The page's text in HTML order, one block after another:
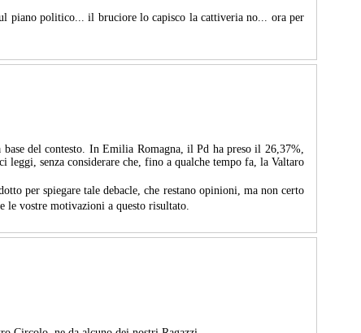
piano politico... il bruciore lo capisco la cattiveria no... ora per
del contesto. In Emilia Romagna, il Pd ha preso il 26,37%,
senza considerare che, fino a qualche tempo fa, la Valtaro
per spiegare tale debacle, che restano opinioni, ma non certo
le vostre motivazioni a questo risultato.